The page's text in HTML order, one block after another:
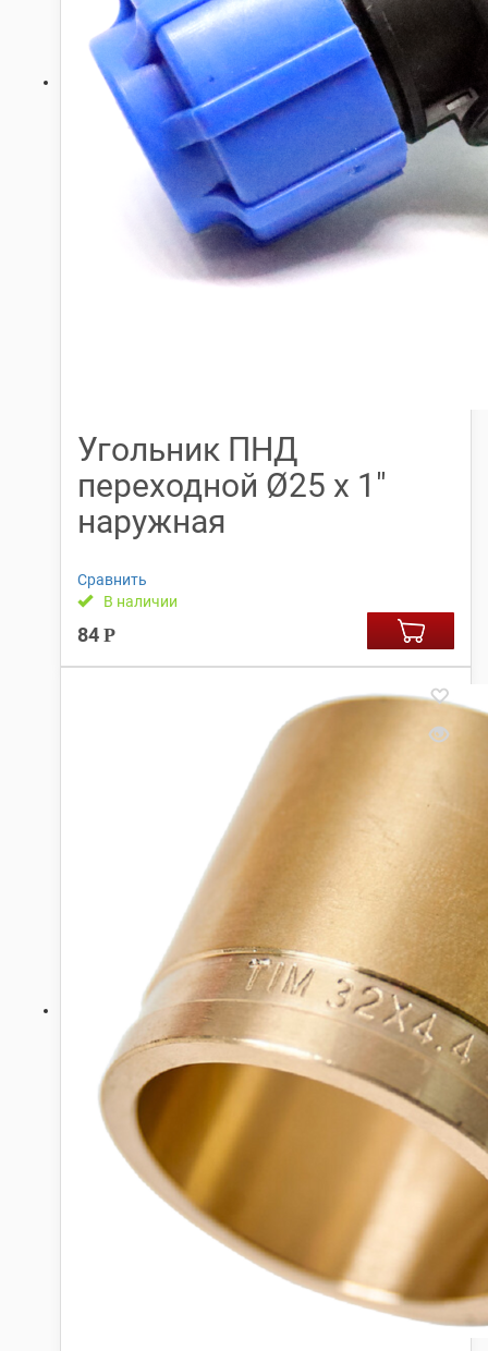
Угольник ПНД
переходной Ø25 х 1″
наружная
Сравнить
В наличии
84 Р